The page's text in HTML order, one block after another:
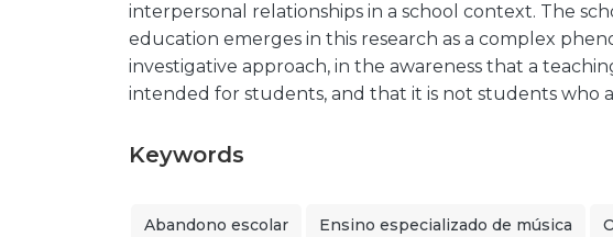
interpersonal relationships in a school context. The
education emerges in this research as a complex
investigative approach, in the awareness that a
intended for students, and that it is not students who
Keywords
Abandono escolar Ensino especializado de música